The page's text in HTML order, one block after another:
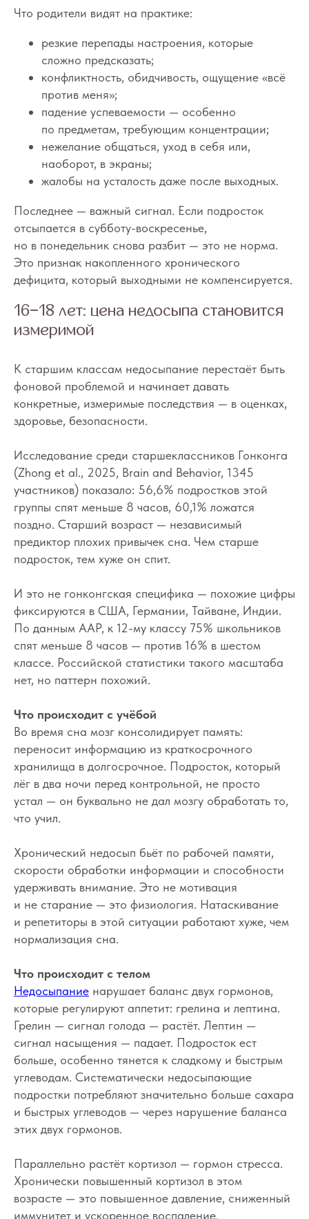
Что родители видят на практике:
резкие перепады настроения, которые
сложно предсказать;
конфликтность, обидчивость, ощущение «всё
против меня»;
падение успеваемости — особенно
по предметам, требующим концентрации;
нежелание общаться, уход в себя или,
наоборот, в экраны;
жалобы на усталость даже после выходных.
Последнее — важный сигнал. Если подросток
отсыпается в субботу-воскресенье,
но в понедельник снова разбит — это не норма.
Это признак накопленного хронического
дефицита, который выходными не компенсируется.
16−18 лет: цена недосыпа становится
измеримой
К старшим классам недосыпание перестаёт быть
фоновой проблемой и начинает давать
конкретные, измеримые последствия — в оценках,
здоровье, безопасности.
Исследование среди старшеклассников Гонконга
(Zhong et al., 2025, Brain and Behavior, 1345
участников) показало: 56,6% подростков этой
группы спят меньше 8 часов, 60,1% ложатся
поздно. Старший возраст — независимый
предиктор плохих привычек сна. Чем старше
подросток, тем хуже он спит.
И это не гонконгская специфика — похожие цифры
фиксируются в США, Германии, Тайване, Индии.
По данным AAP, к 12-му классу 75% школьников
спят меньше 8 часов — против 16% в шестом
классе. Российской статистики такого масштаба
нет, но паттерн похожий.
Что происходит с учёбой
Во время сна мозг консолидирует память:
переносит информацию из краткосрочного
хранилища в долгосрочное. Подросток, который
лёг в два ночи перед контрольной, не просто
устал — он буквально не дал мозгу обработать то,
что учил.
Хронический недосып бьёт по рабочей памяти,
скорости обработки информации и способности
удерживать внимание. Это не мотивация
и не старание — это физиология. Натаскивание
и репетиторы в этой ситуации работают хуже, чем
нормализация сна.
Что происходит с телом
Недосыпание нарушает баланс двух гормонов,
которые регулируют аппетит: грелина и лептина.
Грелин — сигнал голода — растёт. Лептин —
сигнал насыщения — падает. Подросток ест
больше, особенно тянется к сладкому и быстрым
углеводам. Систематически недосыпающие
подростки потребляют значительно больше сахара
и быстрых углеводов — через нарушение баланса
этих двух гормонов.
Параллельно растёт кортизол — гормон стресса.
Хронически повышенный кортизол в этом
возрасте — это повышенное давление, сниженный
иммунитет и ускоренное воспаление.